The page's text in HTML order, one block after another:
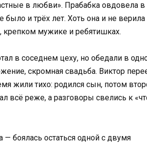
в любви». Прабабка овдовела в
было и трёх лет. Хоть она и не верила
крепком мужике и ребятишках.
в соседнем цеху, но обедали в
скромная свадьба. Виктор
жили тихо: родился сын, потом
всё реже, а разговоры свелись к
боялась остаться одной с двумя